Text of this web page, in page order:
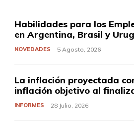
Habilidades para los
en Argentina, Brasil y
NOVEDADES 5 Agosto, 2026
La inflación proyectada
inflación objetivo al
INFORMES 28 Julio, 2026